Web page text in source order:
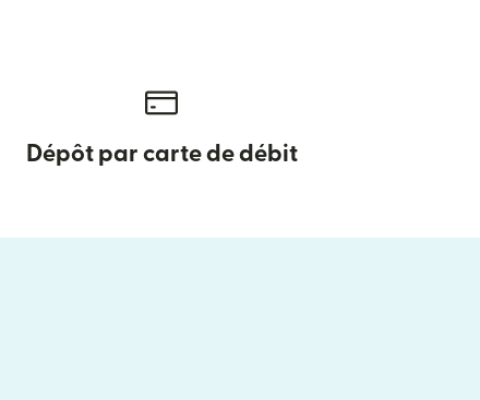
Dépôt par carte de débit